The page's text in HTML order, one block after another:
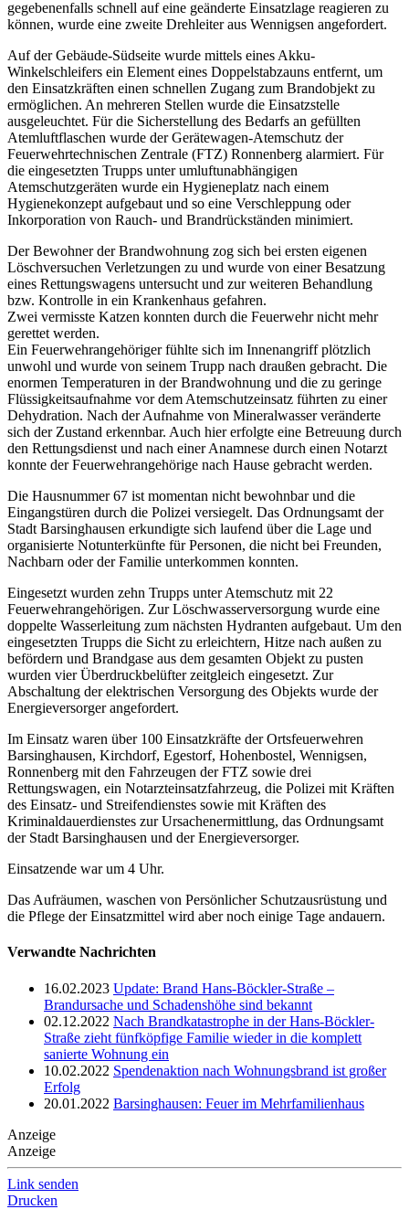
gegebenenfalls schnell auf eine geänderte Einsatzlage reagieren zu
können, wurde eine zweite Drehleiter aus Wennigsen angefordert.
Auf der Gebäude-Südseite wurde mittels eines Akku-
Winkelschleifers ein Element eines Doppelstabzauns entfernt, um
den Einsatzkräften einen schnellen Zugang zum Brandobjekt zu
ermöglichen. An mehreren Stellen wurde die Einsatzstelle
ausgeleuchtet. Für die Sicherstellung des Bedarfs an gefüllten
Atemluftflaschen wurde der Gerätewagen-Atemschutz der
Feuerwehrtechnischen Zentrale (FTZ) Ronnenberg alarmiert. Für
die eingesetzten Trupps unter umluftunabhängigen
Atemschutzgeräten wurde ein Hygieneplatz nach einem
Hygienekonzept aufgebaut und so eine Verschleppung oder
Inkorporation von Rauch- und Brandrückständen minimiert.
Der Bewohner der Brandwohnung zog sich bei ersten eigenen
Löschversuchen Verletzungen zu und wurde von einer Besatzung
eines Rettungswagens untersucht und zur weiteren Behandlung
bzw. Kontrolle in ein Krankenhaus gefahren.
Zwei vermisste Katzen konnten durch die Feuerwehr nicht mehr
gerettet werden.
Ein Feuerwehrangehöriger fühlte sich im Innenangriff plötzlich
unwohl und wurde von seinem Trupp nach draußen gebracht. Die
enormen Temperaturen in der Brandwohnung und die zu geringe
Flüssigkeitsaufnahme vor dem Atemschutzeinsatz führten zu einer
Dehydration. Nach der Aufnahme von Mineralwasser veränderte
sich der Zustand erkennbar. Auch hier erfolgte eine Betreuung durch
den Rettungsdienst und nach einer Anamnese durch einen Notarzt
konnte der Feuerwehrangehörige nach Hause gebracht werden.
Die Hausnummer 67 ist momentan nicht bewohnbar und die
Eingangstüren durch die Polizei versiegelt. Das Ordnungsamt der
Stadt Barsinghausen erkundigte sich laufend über die Lage und
organisierte Notunterkünfte für Personen, die nicht bei Freunden,
Nachbarn oder der Familie unterkommen konnten.
Eingesetzt wurden zehn Trupps unter Atemschutz mit 22
Feuerwehrangehörigen. Zur Löschwasserversorgung wurde eine
doppelte Wasserleitung zum nächsten Hydranten aufgebaut. Um den
eingesetzten Trupps die Sicht zu erleichtern, Hitze nach außen zu
befördern und Brandgase aus dem gesamten Objekt zu pusten
wurden vier Überdruckbelüfter zeitgleich eingesetzt. Zur
Abschaltung der elektrischen Versorgung des Objekts wurde der
Energieversorger angefordert.
Im Einsatz waren über 100 Einsatzkräfte der Ortsfeuerwehren
Barsinghausen, Kirchdorf, Egestorf, Hohenbostel, Wennigsen,
Ronnenberg mit den Fahrzeugen der FTZ sowie drei
Rettungswagen, ein Notarzteinsatzfahrzeug, die Polizei mit Kräften
des Einsatz- und Streifendienstes sowie mit Kräften des
Kriminaldauerdienstes zur Ursachenermittlung, das Ordnungsamt
der Stadt Barsinghausen und der Energieversorger.
Einsatzende war um 4 Uhr.
Das Aufräumen, waschen von Persönlicher Schutzausrüstung und
die Pflege der Einsatzmittel wird aber noch einige Tage andauern.
Verwandte Nachrichten
16.02.2023 Update: Brand Hans-Böckler-Straße –
Brandursache und Schadenshöhe sind bekannt
02.12.2022 Nach Brandkatastrophe in der Hans-Böckler-
Straße zieht fünfköpfige Familie wieder in die komplett
sanierte Wohnung ein
10.02.2022 Spendenaktion nach Wohnungsbrand ist großer
Erfolg
20.01.2022 Barsinghausen: Feuer im Mehrfamilienhaus
Anzeige
Anzeige
Link senden
Drucken